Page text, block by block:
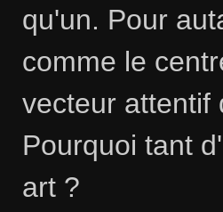
qu'un. Pour
comme le
vecteur attentif
Pourquoi tant
art ?